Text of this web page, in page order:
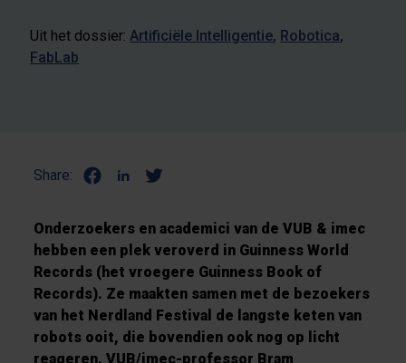
Uit het dossier: Artificiële Intelligentie Robotica
FabLab
Share:
Onderzoekers en academici van de VUB & imec
hebben een plek veroverd in Guinness World
Records (het vroegere Guinness Book of
Records). Ze maakten samen met de bezoekers
van het Nerdland Festival de langste keten van
robots ooit, die bovendien ook nog op licht
reageren. VUB/imec-professor Bram